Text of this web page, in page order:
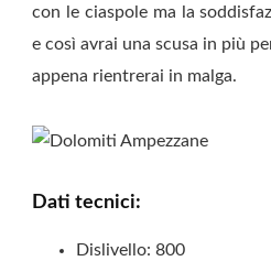
con le ciaspole ma la
e così avrai una scusa in più
appena rientrerai in malga.
Dati tecnici:
Dislivello: 800